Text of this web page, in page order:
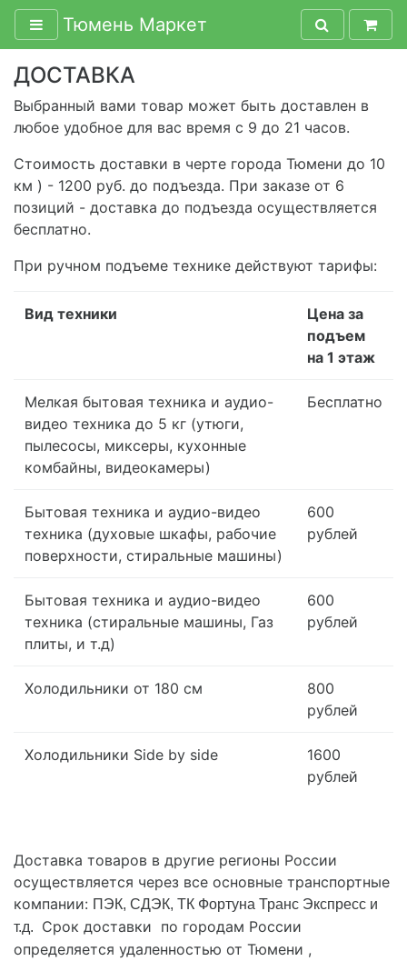
Тюмень Маркет
ДОСТАВКА
Выбранный вами товар может быть доставлен в
любое удобное для вас время с 9 до 21 часов.
Стоимость доставки в черте города Тюмени до 10
км ) - 1200 руб. до подъезда. При заказе от 6
позиций - доставка до подъезда осуществляется
бесплатно.
При ручном подъеме технике действуют тарифы:
Вид техники
Цена за
подъем
на 1 этаж
Мелкая бытовая техника и аудио-
видео техника до 5 кг (утюги,
пылесосы, миксеры, кухонные
комбайны, видеокамеры)
Бесплатно
Бытовая техника и аудио-видео
техника (духовые шкафы, рабочие
поверхности, стиральные машины)
600
рублей
Бытовая техника и аудио-видео
техника (стиральные машины, Газ
плиты, и т.д)
600
рублей
Холодильники от 180 см
800
рублей
Холодильники Side by side
1600
рублей
Доставка товаров в другие регионы России
осуществляется через все основные транспортные
компании: ПЭК, СДЭК, ТК Фортуна Транс Экспресс и
т.д.
Срок доставки по городам России
определяется удаленностью от Тюмени ,